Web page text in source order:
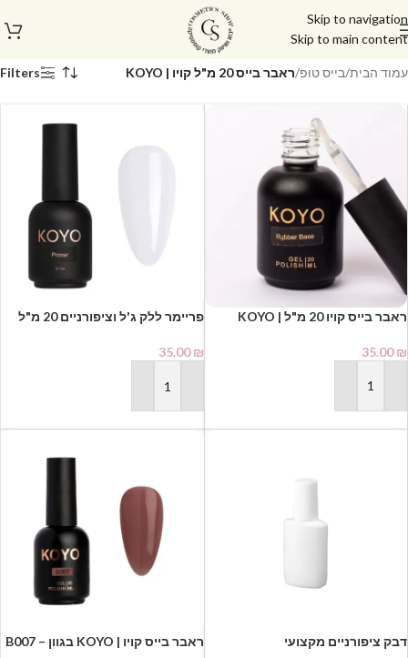
Skip to navigation
Skip to main content
עמוד הבית/בייס טופ/ראבר בייס 20 מ"ל קויו | KOYO Filters
ראבר בייס קויו 20 מ"ל | KOYO
35.00₪
הוספה לסל
פריימר ללק ג'ל וציפורניים 20 מ"ל
35.00₪
הוספה לסל
דבק ציפורניים מקצועי
ראבר בייס קויו | KOYO בגוון B007 –